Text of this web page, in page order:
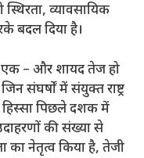
व्यावसायिक
बदल दिया है।
एक – और शायद तेज हो
संघर्षों में संयुक्त राष्ट्र
पिछले दशक में
की संख्या से
का नेतृत्व किया है, तेजी